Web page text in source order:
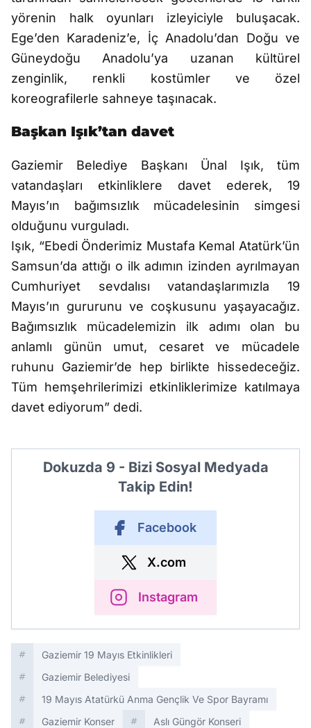
yörenin halk oyunları izleyiciyle buluşacak.
Ege’den Karadeniz’e, İç Anadolu’dan Doğu ve
Güneydoğu Anadolu’ya uzanan kültürel
zenginlik, renkli kostümler ve özel
koreografilerle sahneye taşınacak.
Başkan Işık’tan davet
Gaziemir Belediye Başkanı Ünal Işık, tüm
vatandaşları etkinliklere davet ederek, 19
Mayıs’ın bağımsızlık mücadelesinin simgesi
olduğunu vurguladı.
Işık, “Ebedi Önderimiz Mustafa Kemal Atatürk’ün
Samsun’da attığı o ilk adımın izinden ayrılmayan
Cumhuriyet sevdalısı vatandaşlarımızla 19
Mayıs’ın gururunu ve coşkusunu yaşayacağız.
Bağımsızlık mücadelemizin ilk adımı olan bu
anlamlı günün umut, cesaret ve mücadele
ruhunu Gaziemir’de hep birlikte hissedeceğiz.
Tüm hemşehrilerimizi etkinliklerimize katılmaya
davet ediyorum” dedi.
Dokuzda 9 - Bizi Sosyal Medyada
Takip Edin!
Facebook
X.com
Instagram
Gaziemir 19 Mayıs Etkinlikleri
Gaziemir Belediyesi
19 Mayıs Atatürkü Anma Gençlik Ve Spor Bayramı
Gaziemir Konser
Aslı Güngör Konseri